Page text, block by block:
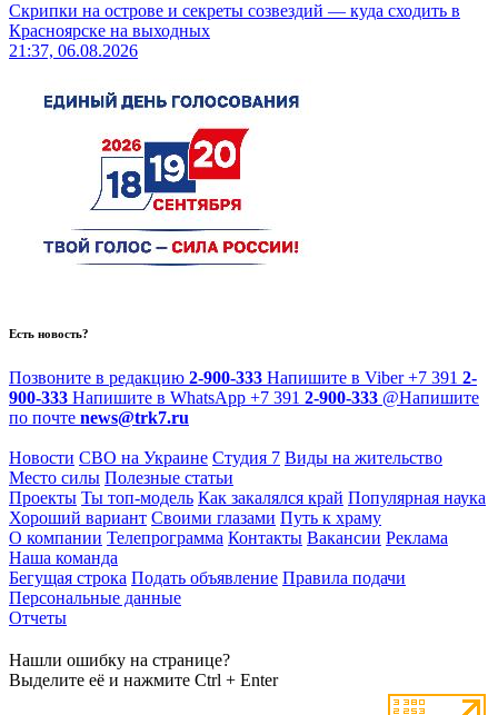
Скрипки на острове и секреты созвездий — куда сходить в
Красноярске на выходных
21:37, 06.08.2026
Есть новость?
Позвоните в редакцию 2-900-333 Напишите в Viber +7 391 2-
900-333 Напишите в WhatsApp +7 391 2-900-333 @Напишите
по почте news@trk7.ru
Новости СВО на Украине Студия 7 Виды на жительство
Место силы Полезные статьи
Проекты Ты топ-модель Как закалялся край Популярная наука
Хороший вариант Своими глазами Путь к храму
О компании Телепрограмма Контакты Вакансии Реклама
Наша команда
Бегущая строка Подать объявление Правила подачи
Персональные данные
Отчеты
Нашли ошибку на странице?
Выделите её и нажмите Ctrl + Enter